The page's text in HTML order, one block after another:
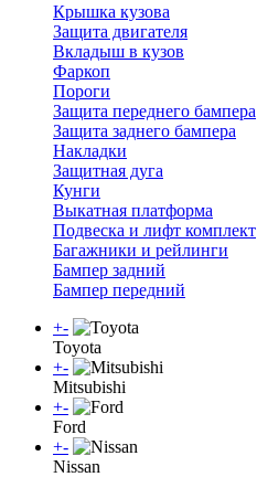
Крышка кузова
Защита двигателя
Вкладыш в кузов
Фаркоп
Пороги
Защита переднего бампера
Защита заднего бампера
Накладки
Защитная дуга
Кунги
Выкатная платформа
Подвеска и лифт комплект
Багажники и рейлинги
Бампер задний
Бампер передний
+-
Toyota
+-
Mitsubishi
+-
Ford
+-
Nissan